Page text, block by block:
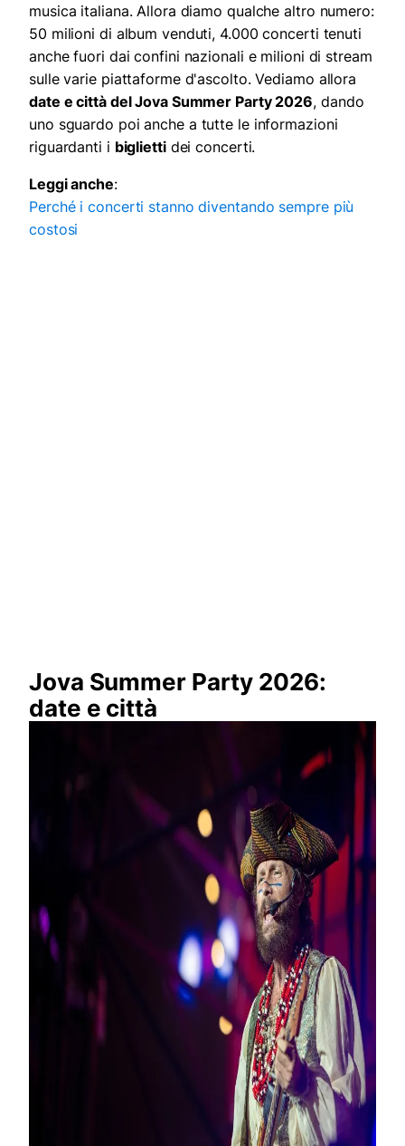
musica italiana. Allora diamo qualche altro numero:
50 milioni di album venduti, 4.000 concerti tenuti
anche fuori dai confini nazionali e milioni di stream
sulle varie piattaforme d'ascolto. Vediamo allora
date e città del Jova Summer Party 2026, dando
uno sguardo poi anche a tutte le informazioni
riguardanti i bigliettidei concerti.
Leggi anche:
Perché i concerti stanno diventando sempre più
costosi
Jova Summer Party 2026:
date e città